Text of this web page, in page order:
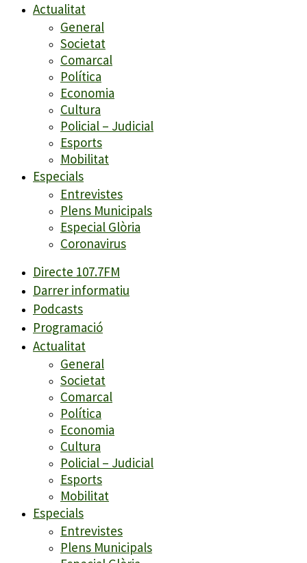
Actualitat
General
Societat
Comarcal
Política
Economia
Cultura
Policial – Judicial
Esports
Mobilitat
Especials
Entrevistes
Plens Municipals
Especial Glòria
Coronavirus
Directe 107.7FM
Darrer informatiu
Podcasts
Programació
Actualitat
General
Societat
Comarcal
Política
Economia
Cultura
Policial – Judicial
Esports
Mobilitat
Especials
Entrevistes
Plens Municipals